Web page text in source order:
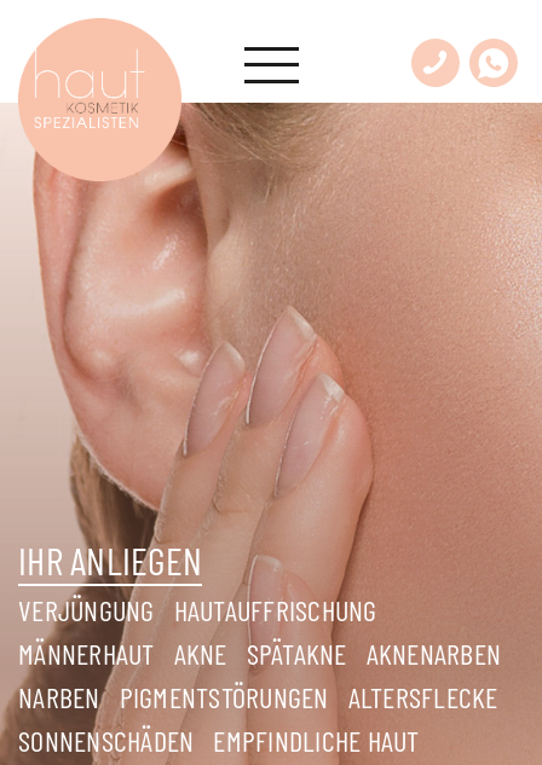
IHR ANLIEGEN
VERJÜNGUNG
HAUTAUFFRISCHUNG
MÄNNERHAUT AKNE SPÄTAKNE AKNENARBEN
NARBEN PIGMENTSTÖRUNGEN
ALTERSFLECKE
SONNENSCHÄDEN
EMPFINDLICHE HAUT